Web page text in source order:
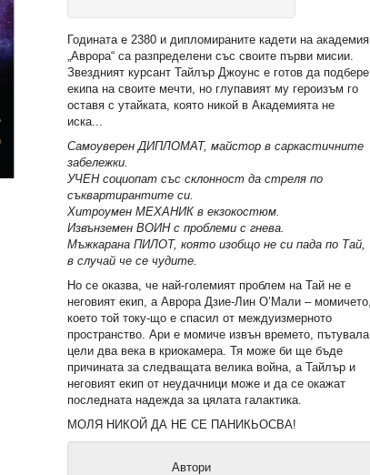
Годината е 2380 и дипломираните кадети на aкадемия
„Аврора“ са разпределени със своите първи мисии.
Звездният курсант Тайлър Джоунс е готов да подбере
екипа на своите мечти, но глупавият му героизъм го
оставя с утайката, която никой в Академията не
иска...
Самоуверен ДИПЛОМАТ, майстор в саркастичните
забележки.
УЧЕН социопат със склонност да стреля по
съквартирантите си.
Хитроумен МЕХАНИК в екзокостюм.
Извънземен ВОИН с проблеми с гнева.
Мъжкарана ПИЛОТ, която изобщо не си пада по Тай,
в случай че се чудите.
Но се оказва, че най-големият проблем на Тай не е
неговият екип, а Аврора Дзие-Лин О’Мали – момичето,
което той току-що е спасил от междуизмерното
пространство. Ари е момиче извън времето, пътувала
цели два века в криокамера. Тя може би ще бъде
причината за следващата велика война, а Тайлър и
неговият екип от неудачници може и да се окажат
последната надежда за цялата галактика.
МОЛЯ НИКОЙ ДА НЕ СЕ ПАНИКЬОСВА!
Автори